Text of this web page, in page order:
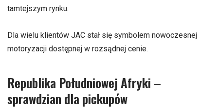
tamtejszym rynku.
Dla wielu klientów JAC stał się symbolem nowoczesnej
motoryzacji dostępnej w rozsądnej cenie.
Republika Południowej Afryki –
sprawdzian dla pickupów